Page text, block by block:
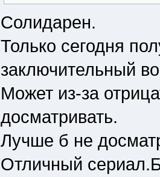
Солидарен.
Только сегодня
заключительный
Может из-за
досматривать.
Лучше б не
Отличный